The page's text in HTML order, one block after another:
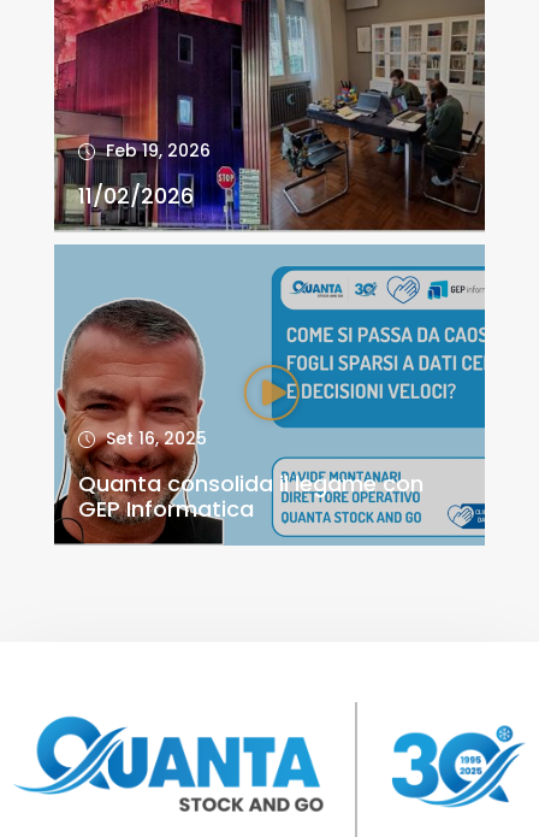
Feb 19, 2026
11/02/2026
Set 16, 2025
Quanta consolida il legame con
GEP Informatica